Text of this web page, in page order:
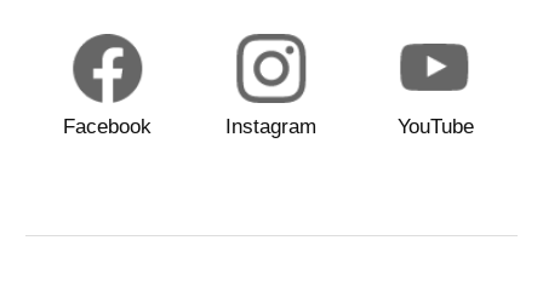
Facebook Instagram YouTube